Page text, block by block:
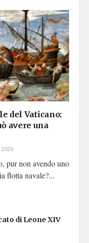
del Vaticano:
avere una
2026
pur non avendo uno
flotta navale?...
di Leone XIV